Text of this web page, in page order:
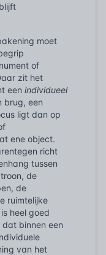
moet
of
zit het
een individueel
brug, een
ligt dan op
ene object.
richt
tussen
de
de
ruimtelijke
heel goed
binnen een
van het